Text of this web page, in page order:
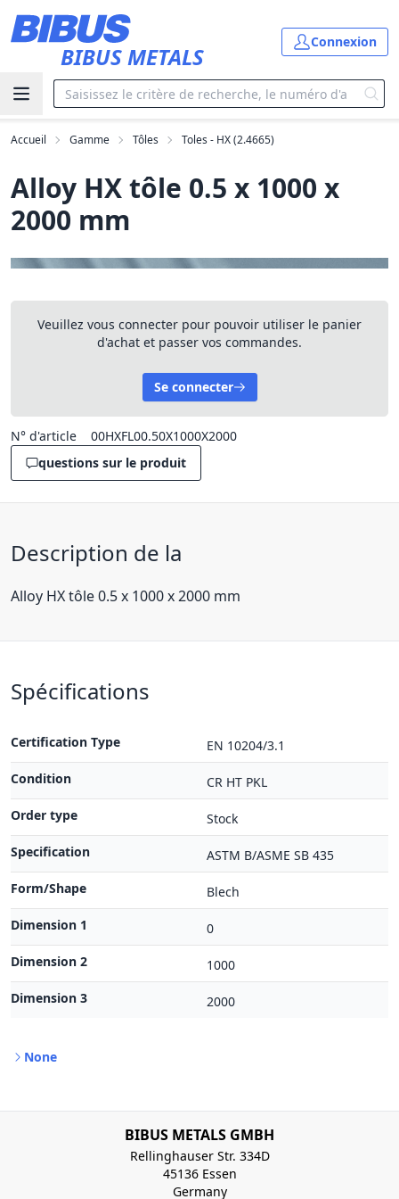
BIBUS METALS
Connexion
Accueil Gamme Tôles Toles - HX (2.4665)
Alloy HX tôle 0.5 x 1000 x
2000 mm
Veuillez vous connecter pour pouvoir utiliser le panier
d'achat et passer vos commandes.
Se connecter
N° d'article
00HXFL00.50X1000X2000
questions sur le produit
Description de la
Alloy HX tôle 0.5 x 1000 x 2000 mm
Spécifications
Certification Type
EN 10204/3.1
Condition
CR HT PKL
Order type
Stock
Specification
ASTM B/ASME SB 435
Form/Shape
Blech
Dimension 1
0
Dimension 2
1000
Dimension 3
2000
None
BIBUS METALS GMBH
Rellinghauser Str. 334D
45136 Essen
Germany